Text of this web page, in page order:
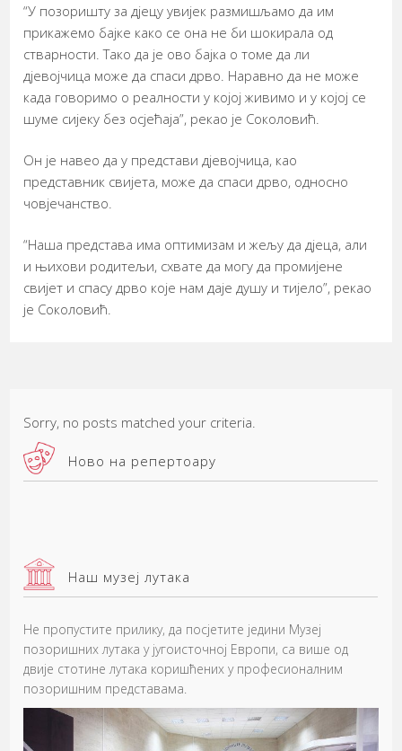
“У позоришту за дјецу увијек размишљамо да им
прикажемо бајке како се она не би шокирала од
стварности. Тако да је ово бајка о томе да ли
дјевојчица може да спаси дрво. Наравно да не може
када говоримо о реалности у којој живимо и у којој се
шуме сијеку без осјећаја”, рекао је Соколовић.
Он је навео да у представи дјевојчица, као
представник свијета, може да спаси дрво, односно
човјечанство.
“Наша представа има оптимизам и жељу да дјеца, али
и њихови родитељи, схвате да могу да промијене
свијет и спасу дрво које нам даје душу и тијело”, рекао
је Соколовић.
Sorry, no posts matched your criteria.
Ново на репертоару
Наш музеј лутака
Не пропустите прилику, да посјетите једини Музеј
позоришних лутака у југоисточној Европи, са више од
двије стотине лутака коришћених у професионалним
позоришним представама.